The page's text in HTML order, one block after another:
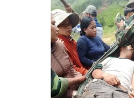
và cột mốc lịch sử Việt Nam-
10/08/2026 08:33
Tổng Bí thư, Chủ tịch nước Tô
kỳ vọng tăng cường hợp tác Việt
Nam-New South Wales